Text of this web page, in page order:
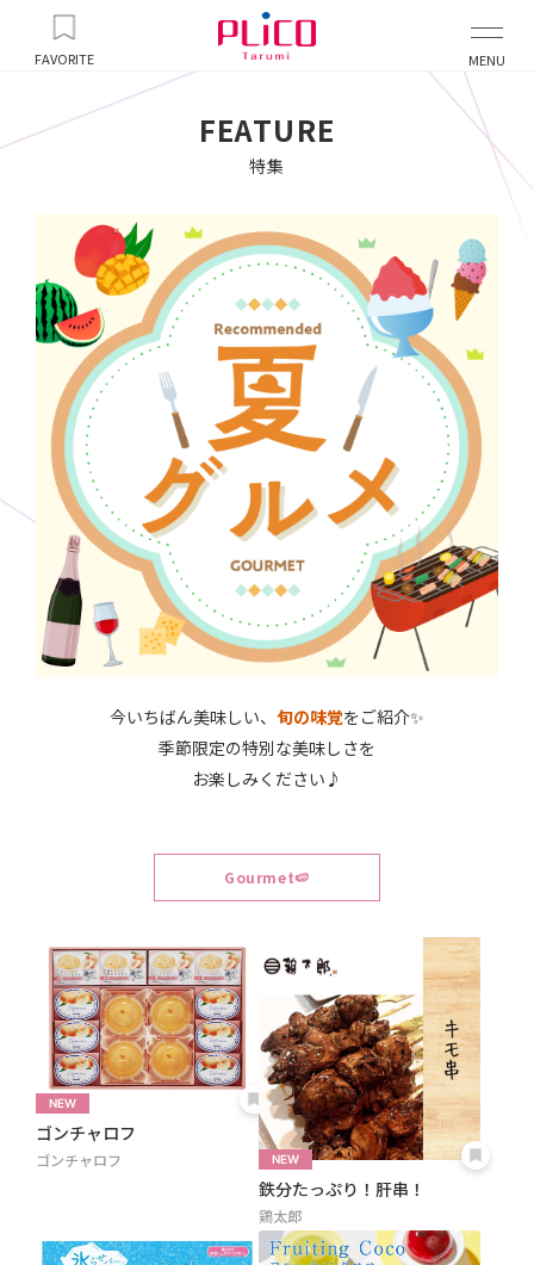
FAVORITE MENU
FEATURE
特集
今いちばん美味しい、 旬の味覚をご紹介✨
季節限定の特別な美味しさを
お楽しみください♪
Gourmet🍉
ゴンチャロフ
ゴンチャロフ
鉄分たっぷり！肝串！
鶏太郎